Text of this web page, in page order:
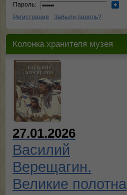
Пароль:
Регистрация
Забыли пароль?
Колонка хранителя музея
27.01.2026
Василий
Верещагин.
Великие полотна